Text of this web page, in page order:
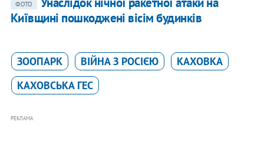
ФОТО
Київщині пошкоджені вісім будинків
ЗООПАРК ВІЙНА З РОСІЄЮ
КАХОВКА
КАХОВСЬКА ГЕС
РЕКЛАМА